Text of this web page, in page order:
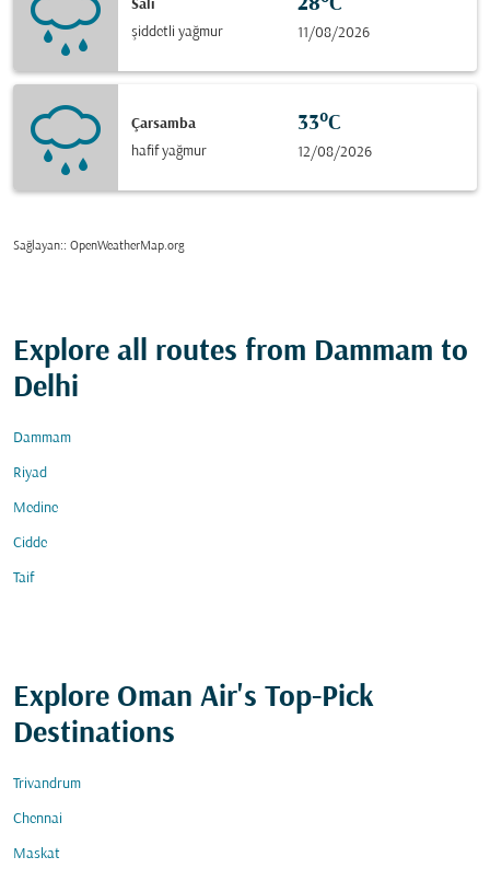
Salı
şiddetli yağmur
11/08/2026
Çarsamba
hafif yağmur
33°C
12/08/2026
Sağlayan:: OpenWeatherMap.org
Explore all routes from Dammam to
Delhi
Dammam
Riyad
Medine
Cidde
Taif
Explore Oman Air's Top-Pick
Destinations
Trivandrum
Chennai
Maskat